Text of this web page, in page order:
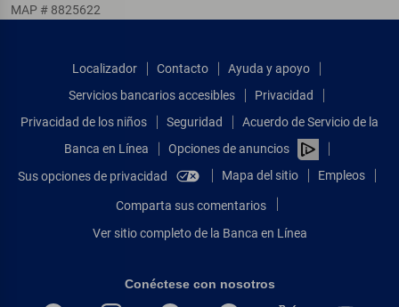
MAP # 8825622
Localizador Contacto
Ayuda y apoyo
Servicios bancarios accesibles
Privacidad
Privacidad de los niños
Seguridad
Acuerdo de Servicio de la
Banca en Línea
Opciones de anuncios
Sus opciones de privacidad
Mapa del sitio Empleos
Comparta sus comentarios
Ver sitio completo de la Banca en Línea
Conéctese con nosotros